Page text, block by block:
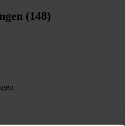
(148)